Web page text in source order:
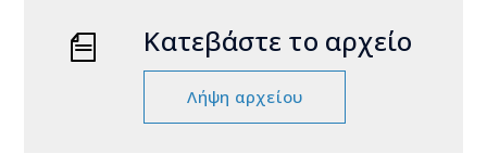
Κατεβάστε το αρχείο
Λήψη αρχείου